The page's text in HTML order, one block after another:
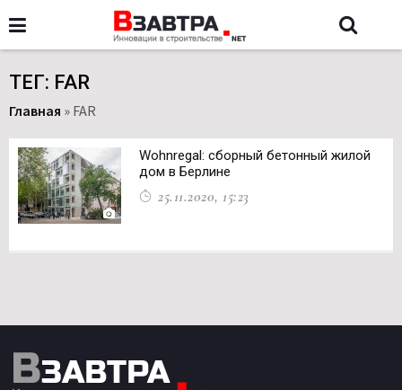
ТЕГ: FAR
Главная » FAR
Wohnregal: сборный бетонный жилой
дом в Берлине
25.11.2020, 15:23